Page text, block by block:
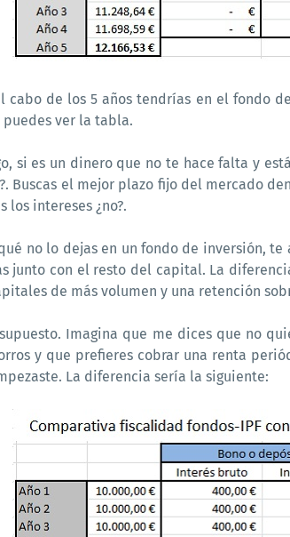
cabo de los 5 años tendrías en el fondo
ver la tabla.
si es un dinero que no te hace falta y
Buscas el mejor plazo fijo del mercado
los intereses ¿no?.
no lo dejas en un fondo de inversión, te
junto con el resto del capital. La
de más volumen y una retención
Imagina que me dices que no
y que prefieres cobrar una renta
La diferencia sería la siguiente: